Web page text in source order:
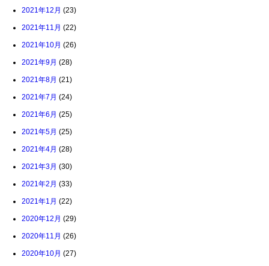
2021年12月 (23)
2021年11月 (22)
2021年10月 (26)
2021年9月 (28)
2021年8月 (21)
2021年7月 (24)
2021年6月 (25)
2021年5月 (25)
2021年4月 (28)
2021年3月 (30)
2021年2月 (33)
2021年1月 (22)
2020年12月 (29)
2020年11月 (26)
2020年10月 (27)